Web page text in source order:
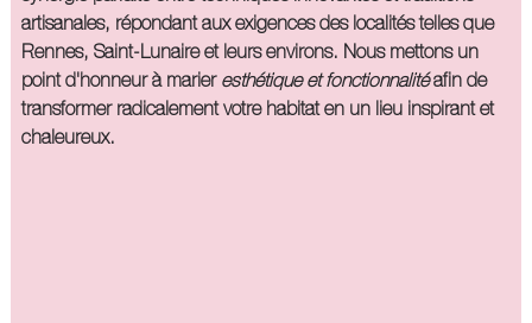
artisanales, répondant aux exigences des localités telles que
Rennes, Saint-Lunaire et leurs environs. Nous mettons un
point d'honneur à marier esthétique et fonctionnalitéafin de
transformer radicalement votre habitat en un lieu inspirant et
chaleureux.